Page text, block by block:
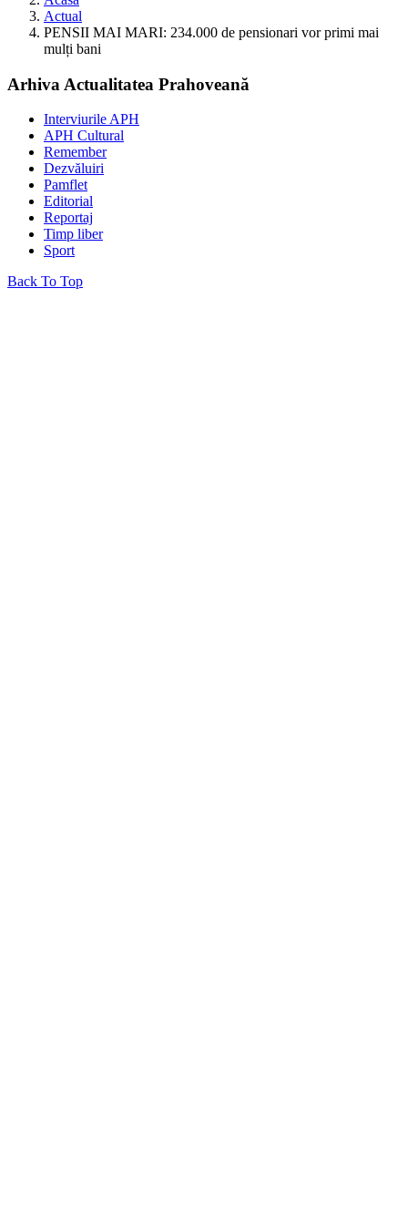
Actual
PENSII MAI MARI: 234.000 de pensionari vor primi mai
mulți bani
Arhiva Actualitatea Prahoveană
Interviurile APH
APH Cultural
Remember
Dezvăluiri
Pamflet
Editorial
Reportaj
Timp liber
Sport
Back To Top